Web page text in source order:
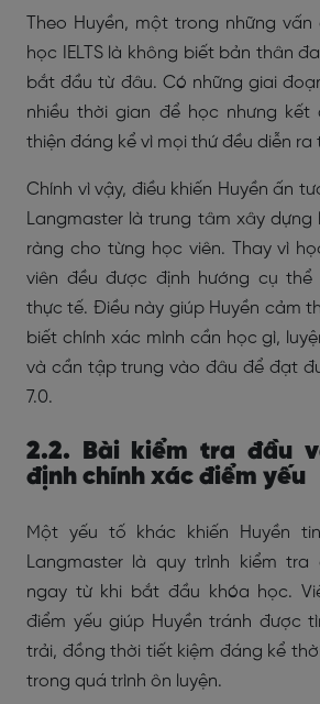
Theo Huyền, một trong những
học IELTS là không biết bản thân
bắt đầu từ đâu. Có những giai
nhiều thời gian để học nhưng kết
thiện đáng kể vì mọi thứ đều diễn ra
Chính vì vậy, điều khiến Huyền ấn
Langmaster là trung tâm xây
ràng cho từng học viên. Thay vì
viên đều được định hướng cụ
thực tế. Điều này giúp Huyền cảm
biết chính xác mình cần học gì,
và cần tập trung vào đâu để đạt
7.0.
2.2. Bài kiểm tra đầu
định chính xác điểm yếu
Một yếu tố khác khiến Huyền
Langmaster là quy trình kiểm
ngay từ khi bắt đầu khóa học.
điểm yếu giúp Huyền tránh được
trải, đồng thời tiết kiệm đáng kể
trong quá trình ôn luyện.